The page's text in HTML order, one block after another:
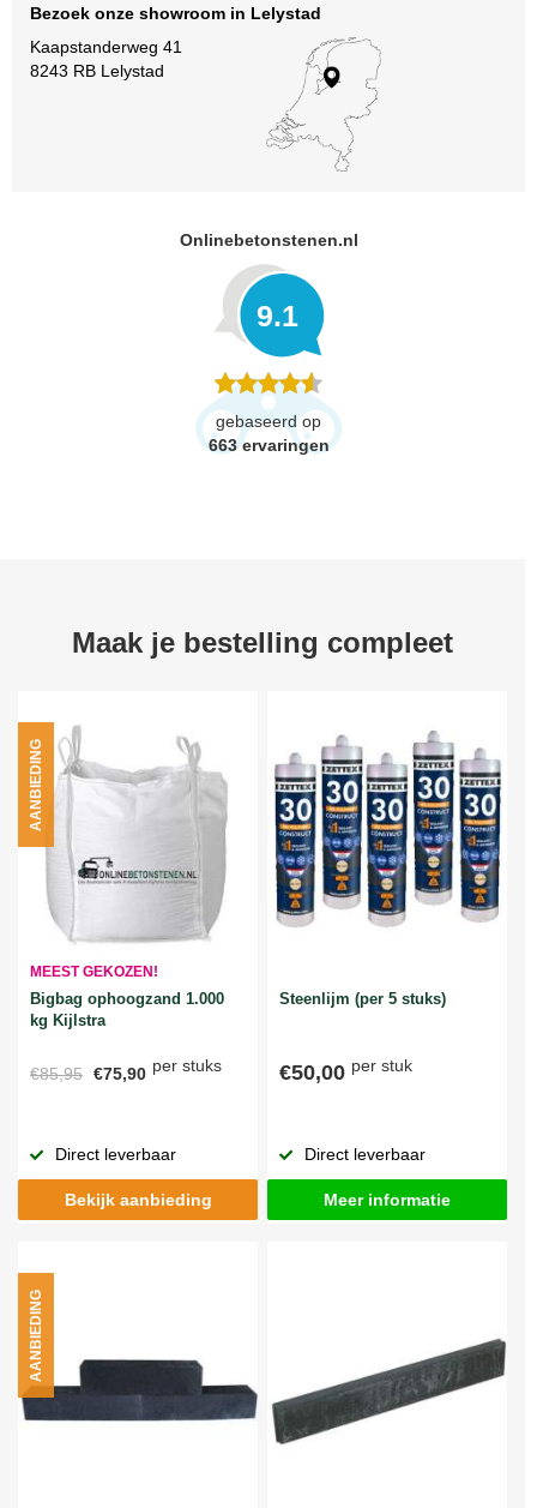
Bezoek onze showroom in Lelystad
Kaapstanderweg 41
8243 RB Lelystad
Onlinebetonstenen.nl
9.1
gebaseerd op
663 ervaringen
Maak je bestelling compleet
MEEST GEKOZEN!
Bigbag ophoogzand 1.000
kg Kijlstra
€85,95 €75,90 per stuks
AANBIEDING
Direct leverbaar
Bekijk aanbieding
Steenlijm (per 5 stuks)
€50,00 per stuk
Direct leverbaar
Meer informatie
AANBIEDING